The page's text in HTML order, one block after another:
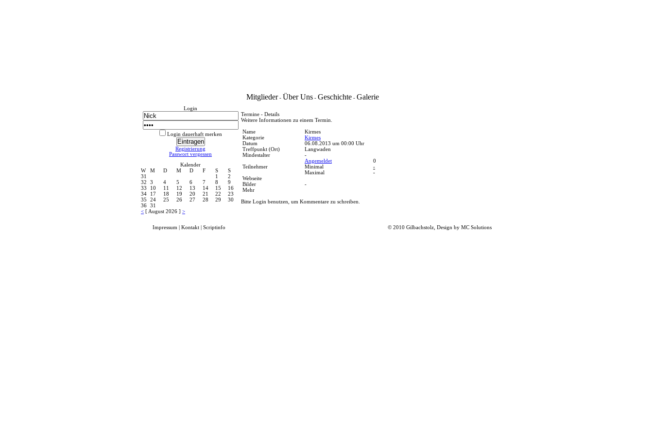
Mitglieder- Über Uns - Geschichte - Galerie
Login
Login dauerhaft merken
Registrierung
Passwort vergessen
Kalender
W
M D M D F S
S
31
1
2
32
3 4 5 6 7 8
9
33
10 11 12 13 14 15
16
34
17 18 19 20 21 22
23
35
24 25 26 27 28 29
30
36
31
< [ August 2026 ] >
Termine - Details
Weitere Informationen zu einem Termin.
Name
Kirmes
Kategorie
Kirmes
Datum
06.08.2013 um 00:00 Uhr
Treffpunkt (Ort)
Langwaden
Mindestalter
-
Teilnehmer
Angemeldet
0
Minimal
-
Maximal
-
Webseite
Bilder
-
Mehr
Bitte Login benutzen, um Kommentare zu schreiben.
Impressum Kontakt Scriptinfo © 2010 Gilbachstolz, Design by MC Solutions